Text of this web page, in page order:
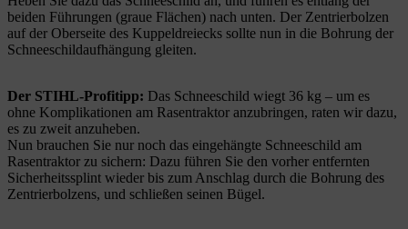
beiden Führungen (graue Flächen) nach unten. Der Zentrierbolzen
auf der Oberseite des Kuppeldreiecks sollte nun in die Bohrung der
Schneeschildaufhängung gleiten.
Der STIHL-Profitipp: Das Schneeschild wiegt 36 kg – um es
ohne Komplikationen am Rasentraktor anzubringen, raten wir dazu,
es zu zweit anzuheben.
Nun brauchen Sie nur noch das eingehängte Schneeschild am
Rasentraktor zu sichern: Dazu führen Sie den vorher entfernten
Sicherheitssplint wieder bis zum Anschlag durch die Bohrung des
Zentrierbolzens, und schließen seinen Bügel.